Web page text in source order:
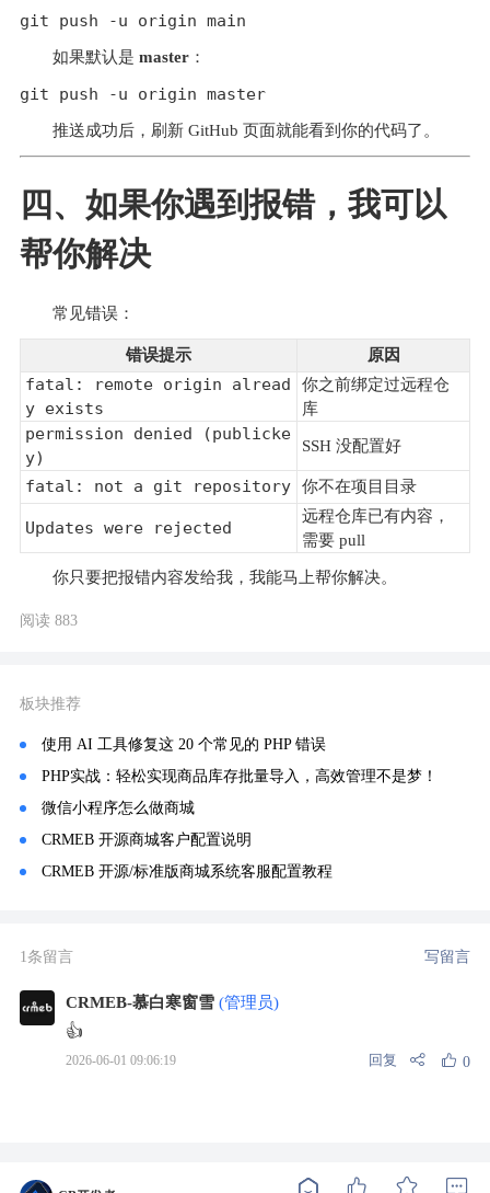
如果默认是 master ：
推送成功后，刷新 GitHub 页面就能看到你的代码了。
四、如果你遇到报错，我可以
帮你解决
常见错误：
错误提示 原因
fatal: remote origin alread
y exists
你之前绑定过远程仓
库
permission denied (publicke
y)
SSH 没配置好
fatal: not a git repository 你不在项目目录
Updates were rejected
远程仓库已有内容，
需要 pull
你只要把报错内容发给我，我能马上帮你解决。
阅读 883
板块推荐
使用 AI 工具修复这 20 个常见的 PHP 错误
PHP实战：轻松实现商品库存批量导入，高效管理不是梦！
微信小程序怎么做商城
CRMEB 开源商城客户配置说明
CRMEB 开源/标准版商城系统客服配置教程
1条留言 写留言
CRMEB-慕白寒窗雪 (管理员)
👍
2026-06-01 09:06:19 回复 0